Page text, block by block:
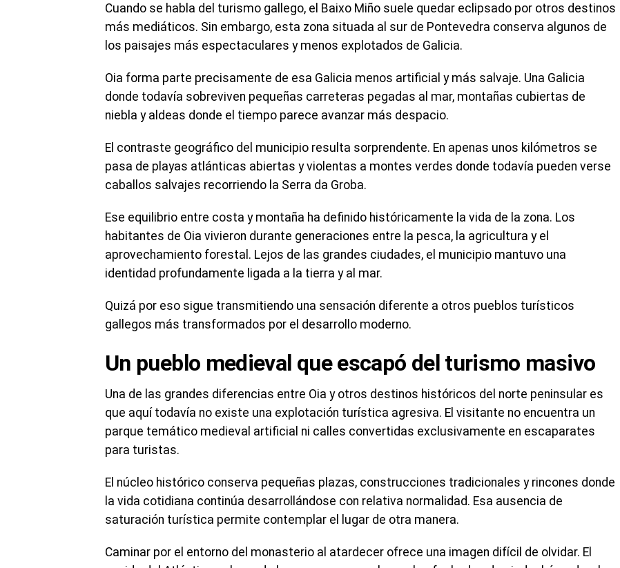
Cuando se habla del turismo gallego, el Baixo Miño suele quedar eclipsado por otros destinos
más mediáticos. Sin embargo, esta zona situada al sur de Pontevedra conserva algunos de
los paisajes más espectaculares y menos explotados de Galicia.
Oia forma parte precisamente de esa Galicia menos artificial y más salvaje. Una Galicia
donde todavía sobreviven pequeñas carreteras pegadas al mar, montañas cubiertas de
niebla y aldeas donde el tiempo parece avanzar más despacio.
El contraste geográfico del municipio resulta sorprendente. En apenas unos kilómetros se
pasa de playas atlánticas abiertas y violentas a montes verdes donde todavía pueden verse
caballos salvajes recorriendo la Serra da Groba.
Ese equilibrio entre costa y montaña ha definido históricamente la vida de la zona. Los
habitantes de Oia vivieron durante generaciones entre la pesca, la agricultura y el
aprovechamiento forestal. Lejos de las grandes ciudades, el municipio mantuvo una
identidad profundamente ligada a la tierra y al mar.
Quizá por eso sigue transmitiendo una sensación diferente a otros pueblos turísticos
gallegos más transformados por el desarrollo moderno.
Un pueblo medieval que escapó del turismo masivo
Una de las grandes diferencias entre Oia y otros destinos históricos del norte peninsular es
que aquí todavía no existe una explotación turística agresiva. El visitante no encuentra un
parque temático medieval artificial ni calles convertidas exclusivamente en escaparates
para turistas.
El núcleo histórico conserva pequeñas plazas, construcciones tradicionales y rincones donde
la vida cotidiana continúa desarrollándose con relativa normalidad. Esa ausencia de
saturación turística permite contemplar el lugar de otra manera.
Caminar por el entorno del monasterio al atardecer ofrece una imagen difícil de olvidar. El